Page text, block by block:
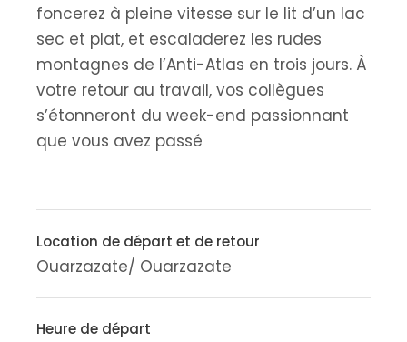
foncerez à pleine vitesse sur le lit d’un lac
sec et plat, et escaladerez les rudes
montagnes de l’Anti-Atlas en trois jours. À
votre retour au travail, vos collègues
s’étonneront du week-end passionnant
que vous avez passé
Location de départ et de retour
Ouarzazate/ Ouarzazate
Heure de départ